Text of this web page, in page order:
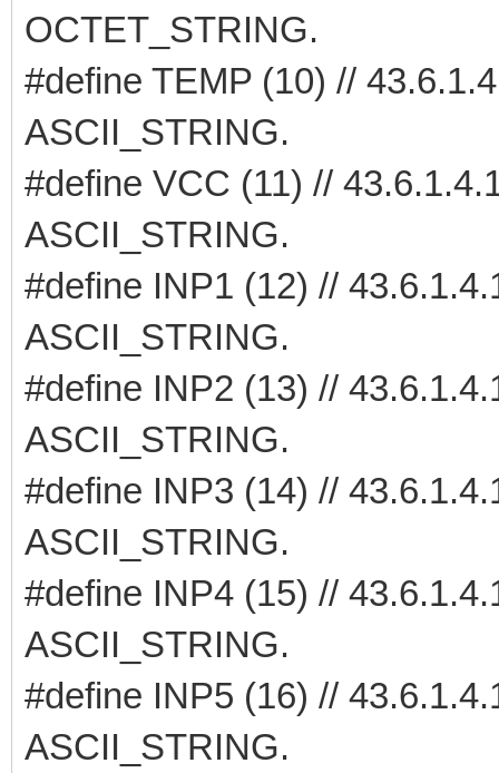
OCTET_STRING.
#define TEMP (10) //
ASCII_STRING.
#define VCC (11) //
ASCII_STRING.
#define INP1 (12) //
ASCII_STRING.
#define INP2 (13) //
ASCII_STRING.
#define INP3 (14) //
ASCII_STRING.
#define INP4 (15) //
ASCII_STRING.
#define INP5 (16) //
ASCII_STRING.